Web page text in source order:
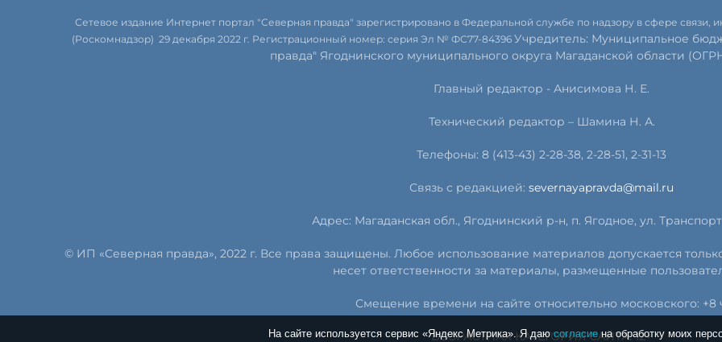
На сайте используется сервис «Яндекс Метрика». Я даюсогласиена обработку моих
Сетевое издание Интернет портал "Северная правда" зарегистрировано в Федеральной службе по надзору в сфере
(Роскомнадзор) 29 декабря 2022 г. Регистрационный номер: серия Эл № ФС77-84396 Учредитель: Муниципальное
правда" Ягоднинского муниципального округа Магаданской области (ОГРН
Главный редактор - Анисимова Н. Е.
Технический редактор – Шамина Н. А.
Телефоны: 8 (413-43) 2-28-38, 2-28-51, 2-31-13
Связь с редакцией: severnayapravda@mail.ru
Адрес: Магаданская обл., Ягоднинский р-н, п. Ягодное, ул.
© ИП «Северная правда», 2022 г. Все права защищены. Любое использование материалов допускается
несет ответственности за материалы, размещенные
Смещение времени на сайте относительно московского: +8
ВОЗРАСТНАЯ КАТЕГОРИЯ САЙТА: 12+